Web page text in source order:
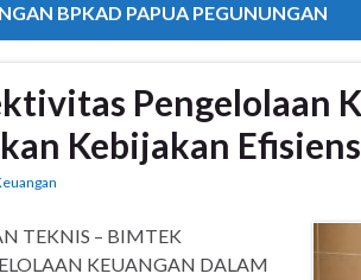
BPKAD PAPUA PEGUNUNGAN
Pengelolaan
Kebijakan
TEKNIS – BIMTEK
KEUANGAN DALAM